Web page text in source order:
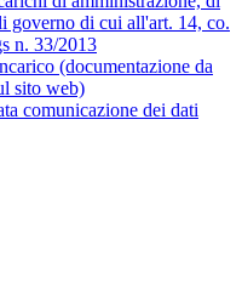
governo di cui all'art. 14, co.
n. 33/2013
(documentazione da
sito web)
comunicazione dei dati